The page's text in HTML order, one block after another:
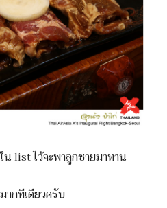
list ไว้จะพาลูกชายมาทาน
ากทีเดียวครับ